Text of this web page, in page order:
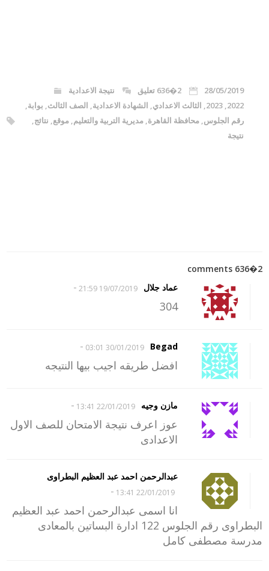
28/05/2019 2�636 تعليق
نتيجة الاعدادية
2022
,
2023
, الثالث الاعدادي, الشهادة الاعدادية, الصف الثالث, بوابة,
رقم الجلوس,محافظة القاهرة,مديرية التربية والتعليم,موقع, نتائج,
نتيجة
2�636 comments
عماد جلال
19/07/2019 21:59
-
304
Begad
30/01/2019 03:01
-
افضل طريقه اجيب بيها النتيجه
مازن وجيه 22/01/2019 13:41
-
عوز اعرف نتيجة الامتحان للصف الاول
الاعدادى
عبدالرحمن احمد عبد العظيم البطراوى
22/01/2019 13:41
-
انا اسمى عبدالرحمن احمد عبد العظيم
البطراوى رقم الجلوس 122 ادارة البساتين بالمعادى
مدرسة مصطفى كامل